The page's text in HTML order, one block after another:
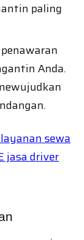
paling
Anda.
sewa
jasa driver